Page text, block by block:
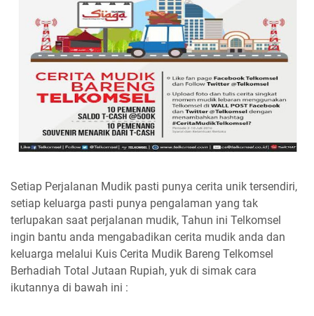
Setiap Perjalanan Mudik pasti punya cerita unik tersendiri,
setiap keluarga pasti punya pengalaman yang tak
terlupakan saat perjalanan mudik, Tahun ini Telkomsel
ingin bantu anda mengabadikan cerita mudik anda dan
keluarga melalui Kuis Cerita Mudik Bareng Telkomsel
Berhadiah Total Jutaan Rupiah, yuk di simak cara
ikutannya di bawah ini :